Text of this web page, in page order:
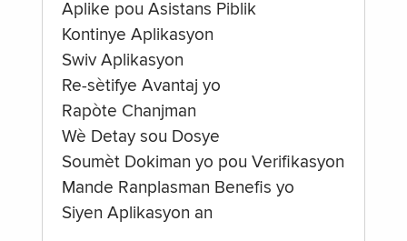
Aplike pou Asistans Piblik
Kontinye Aplikasyon
Swiv Aplikasyon
Re-sètifye Avantaj yo
Rapòte Chanjman
Wè Detay sou Dosye
Soumèt Dokiman yo pou Verifikasyon
Mande Ranplasman Benefis yo
Siyen Aplikasyon an